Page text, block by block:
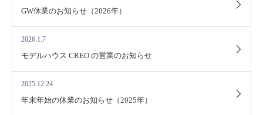
GW休業のお知らせ（2026年）
2026.1.7
モデルハウス CREO の営業のお知らせ
2025.12.24
年末年始の休業のお知らせ（2025年）